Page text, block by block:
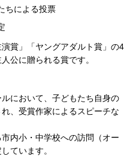
ちによる投票
賞」「ヤングアダルト賞」の4
公に贈られる賞です。
において、子どもたち自身の
、受賞作家によるスピーチな
内小・中学校への訪問（オー
ています。